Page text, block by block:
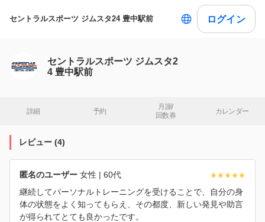
セントラルスポーツ ジムスタ24 豊中駅前 ログイン
セントラルスポーツ ジムスタ2
4 豊中駅前
詳細 予約
月謝/
回数券
カレンダー
レビュー (4)
匿名のユーザー 女性 | 60代
継続してパーソナルトレーニングを受けることで、自分の身
体の状態をよく知ってもらえ、その都度、新しい発見や助言
が得られてとても良かったです。